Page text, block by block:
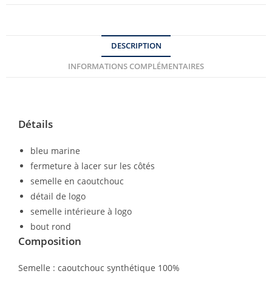
DESCRIPTION
INFORMATIONS COMPLÉMENTAIRES
Détails
bleu marine
fermeture à lacer sur les côtés
semelle en caoutchouc
détail de logo
semelle intérieure à logo
bout rond
Composition
Semelle : caoutchouc synthétique 100%